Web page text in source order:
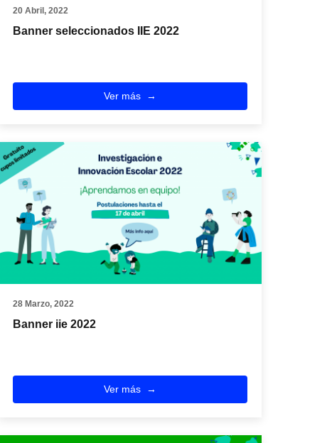
20 Abril, 2022
Banner seleccionados IIE 2022
Ver más
28 Marzo, 2022
Banner iie 2022
Ver más